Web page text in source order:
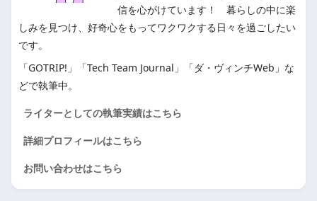
信を心がけています！ 暮らしの中に楽
しみを見つけ、好奇心をもってワクワクする日々を過ごしたい
です。
「GOTRIP!」「Tech Team Journal」「ダ・ヴィンチWeb」な
どで執筆中。
ライターとしての執筆実績はこちら
詳細プロフィールはこちら
お問い合わせはこちら